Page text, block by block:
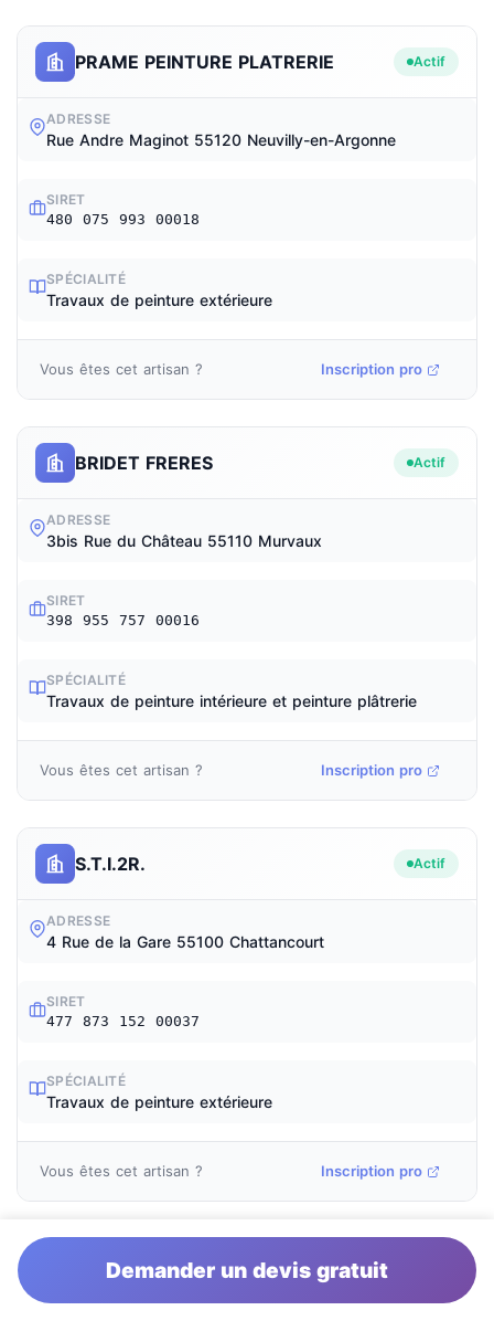
PRAME PEINTURE PLATRERIE Actif
ADRESSE
Rue Andre Maginot 55120 Neuvilly-en-Argonne
SIRET
480 075 993 00018
SPÉCIALITÉ
Travaux de peinture extérieure
Vous êtes cet artisan ? Inscription pro
BRIDET FRERES Actif
ADRESSE
3bis Rue du Château 55110 Murvaux
SIRET
398 955 757 00016
SPÉCIALITÉ
Travaux de peinture intérieure et peinture plâtrerie
Vous êtes cet artisan ? Inscription pro
S.T.I.2R. Actif
ADRESSE
4 Rue de la Gare 55100 Chattancourt
SIRET
477 873 152 00037
SPÉCIALITÉ
Travaux de peinture extérieure
Vous êtes cet artisan ? Inscription pro
SARL LAURENT
Demander un devis gratuit